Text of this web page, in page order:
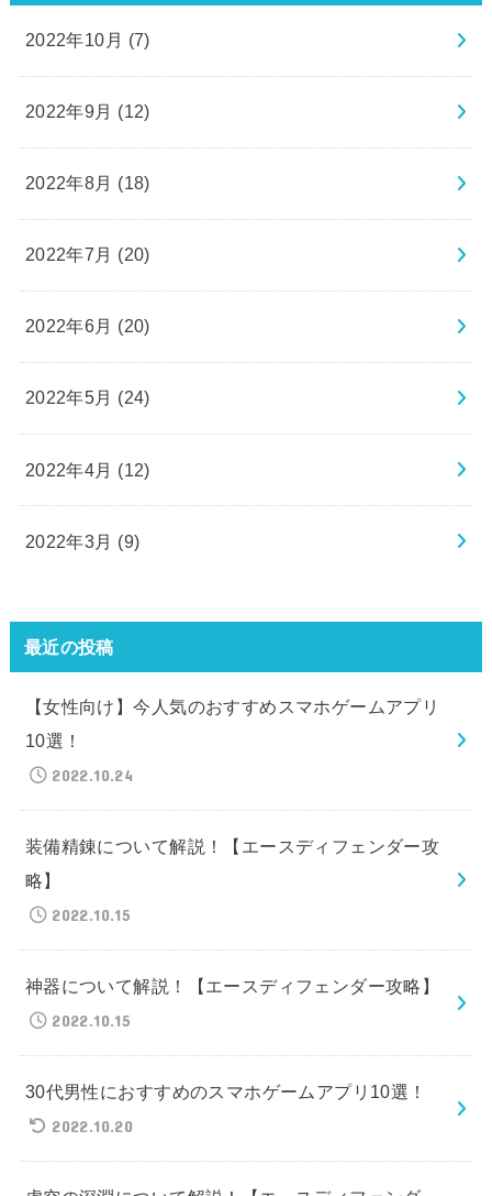
2022年10月 (7)
2022年9月 (12)
2022年8月 (18)
2022年7月 (20)
2022年6月 (20)
2022年5月 (24)
2022年4月 (12)
2022年3月 (9)
最近の投稿
【女性向け】今人気のおすすめスマホゲームアプリ
10選！
2022.10.24
装備精錬について解説！【エースディフェンダー攻
略】
2022.10.15
神器について解説！【エースディフェンダー攻略】
2022.10.15
30代男性におすすめのスマホゲームアプリ10選！
2022.10.20